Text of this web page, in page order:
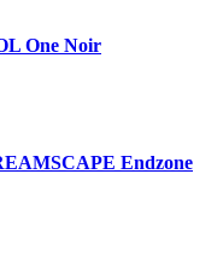
One Noir
Endzone